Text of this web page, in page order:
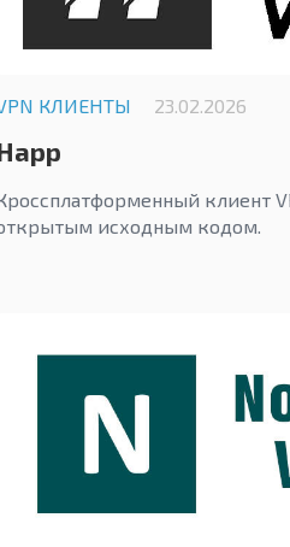
КЛИЕНТЫ 23.02.2026
клиент
исходным кодом.